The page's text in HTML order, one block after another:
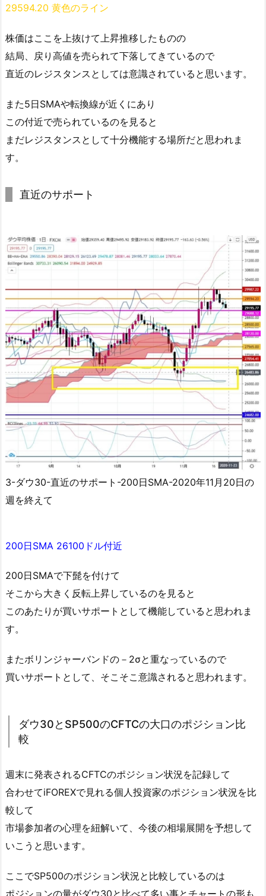
29594.20 黄色のライン
株価はここを上抜けて上昇推移したものの
結局、戻り高値を売られて下落してきているので
直近のレジスタンスとしては意識されていると思います。
また5日SMAや転換線が近くにあり
この付近で売られているのを見ると
まだレジスタンスとして十分機能する場所だと思われま
す。
直近のサポート
3-ダウ30-直近のサポート-200日SMA-2020年11月20日の
週を終えて
200日SMA 26100ドル付近
200日SMAで下髭を付けて
そこから大きく反転上昇しているのを見ると
このあたりが買いサポートとして機能していると思われま
す。
またボリンジャーバンドの－2σと重なっているので
買いサポートとして、そこそこ意識されると思われます。
ダウ30とSP500のCFTCの大口のポジション比
較
週末に発表されるCFTCのポジション状況を記録して
合わせてiFOREXで見れる個人投資家のポジション状況を比
較して
市場参加者の心理を紐解いて、今後の相場展開を予想して
いこうと思います。
ここでSP500のポジション状況と比較しているのは